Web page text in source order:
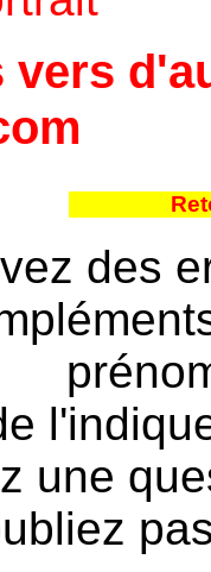
vers
des
une